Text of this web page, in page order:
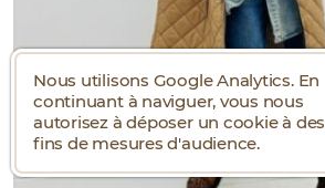
Nous utilisons Google Analytics. En
continuant à naviguer, vous nous
autorisez à déposer un cookie à des
fins de mesures d'audience.